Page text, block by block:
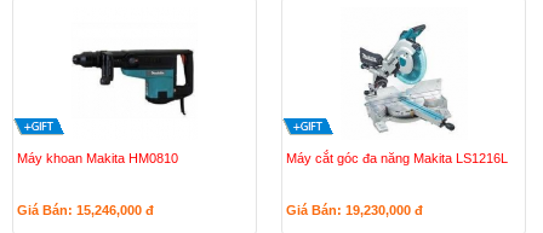
Máy khoan Makita HM0810
Giá Bán: 15,246,000 đ
Máy cắt góc đa năng Makita LS1216L
Giá Bán: 19,230,000 đ